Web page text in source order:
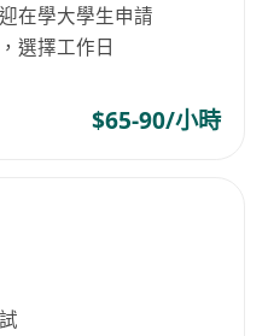
在學大學生申請
選擇工作日
$65-90/小時